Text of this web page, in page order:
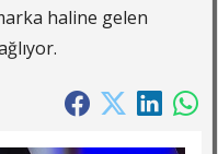
haline gelen